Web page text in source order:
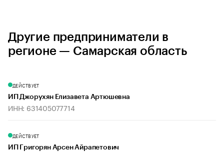
Другие предприниматели в
регионе — Самарская область
ДЕЙСТВУЕТ
ИП Джорухян Елизавета Артюшевна
ИНН: 631405077714
ДЕЙСТВУЕТ
ИП Григорян Арсен Айрапетович